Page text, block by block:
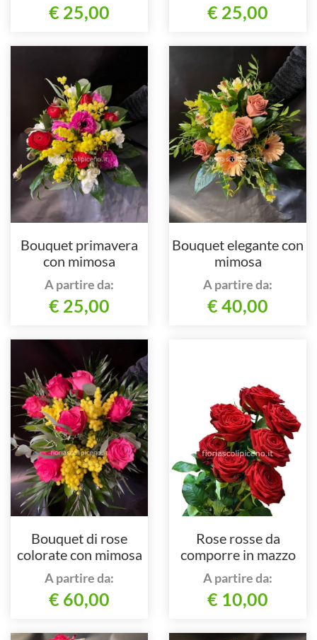
€ 25,00 € 25,00
Bouquet primavera
con mimosa
A partire da:
€ 25,00
Bouquet elegante con
mimosa
A partire da:
€ 40,00
Bouquet di rose
colorate con mimosa
A partire da:
€ 60,00
Rose rosse da
comporre in mazzo
per numero di steli.
A partire da:
€ 10,00